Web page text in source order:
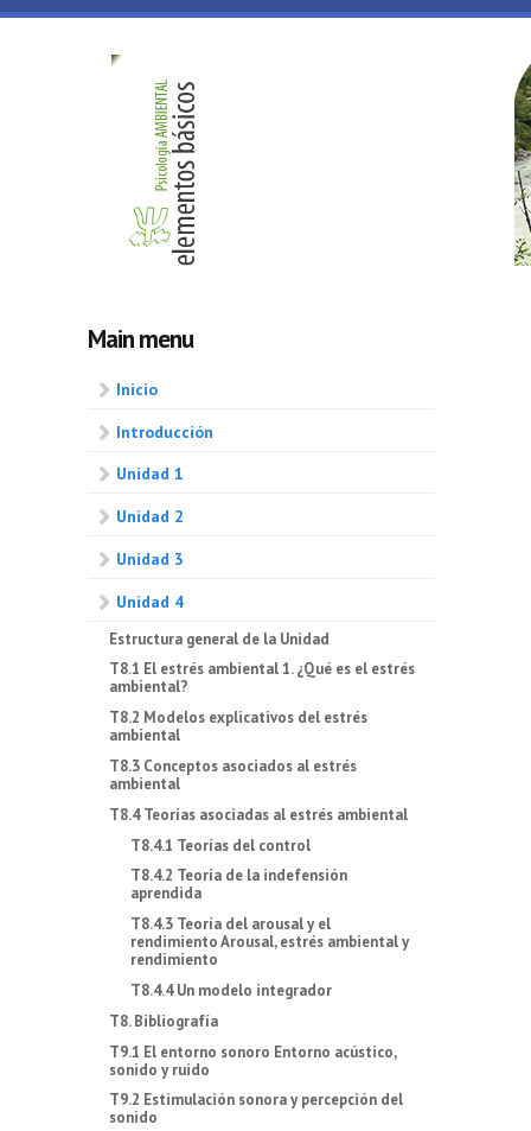
Skip to main content
Psicologia
ambiental
Main menu
Inicio
Introducción
Unidad 1
Unidad 2
Unidad 3
Unidad 4
Estructura general de la Unidad
T8.1 El estrés ambiental 1. ¿Qué es el estrés
ambiental?
T8.2 Modelos explicativos del estrés
ambiental
T8.3 Conceptos asociados al estrés
ambiental
T8.4 Teorías asociadas al estrés ambiental
T8.4.1 Teorías del control
T8.4.2 Teoría de la indefensión
aprendida
T8.4.3 Teoría del arousal y el
rendimiento Arousal, estrés ambiental y
rendimiento
T8.4.4 Un modelo integrador
T8. Bibliografía
T9.1 El entorno sonoro Entorno acústico,
sonido y ruido
T9.2 Estimulación sonora y percepción del
sonido